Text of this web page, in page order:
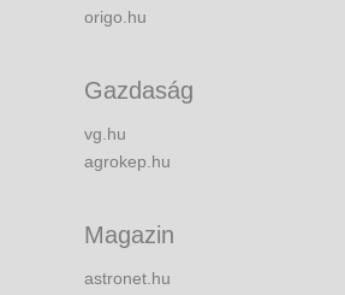
origo.hu
Gazdaság
vg.hu
agrokep.hu
Magazin
astronet.hu